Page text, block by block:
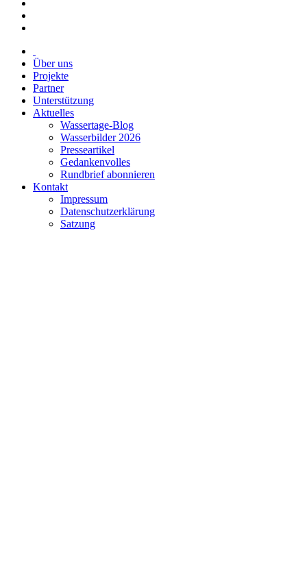
Über uns
Projekte
Partner
Unterstützung
Aktuelles
Wassertage-Blog
Wasserbilder 2026
Presseartikel
Gedankenvolles
Rundbrief abonnieren
Kontakt
Impressum
Datenschutzerklärung
Satzung